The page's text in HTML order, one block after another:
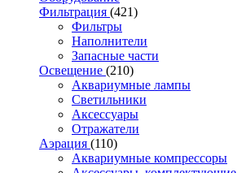
Фильтрация (421)
Фильтры
Наполнители
Запасные части
Освещение (210)
Аквариумные лампы
Светильники
Аксессуары
Отражатели
Аэрация (110)
Аквариумные компрессоры